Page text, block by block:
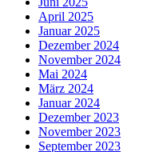
April 2025
Januar 2025
Dezember 2024
November 2024
Mai 2024
März 2024
Januar 2024
Dezember 2023
November 2023
September 2023